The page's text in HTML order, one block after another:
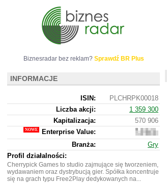
Biznesradar bez reklam? Sprawdź BR Plus
INFORMACJE
ISIN:
PLCHRPK00018
Liczba akcji:
1 359 300
Kapitalizacja:
570 906
Enterprise Value:
746
906
Branża:
Gry
Profil działalności:
Cherrypick Games to studio zajmujące się tworzeniem,
wydawaniem oraz dystrybucją gier. Spółka koncentruje
się na grach typu Free2Play dedykowanych na...